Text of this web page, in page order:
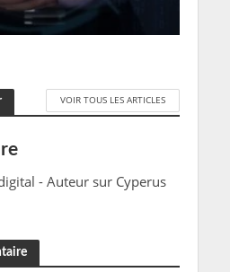
VOIR TOUS LES ARTICLES
- Auteur sur Cyperus